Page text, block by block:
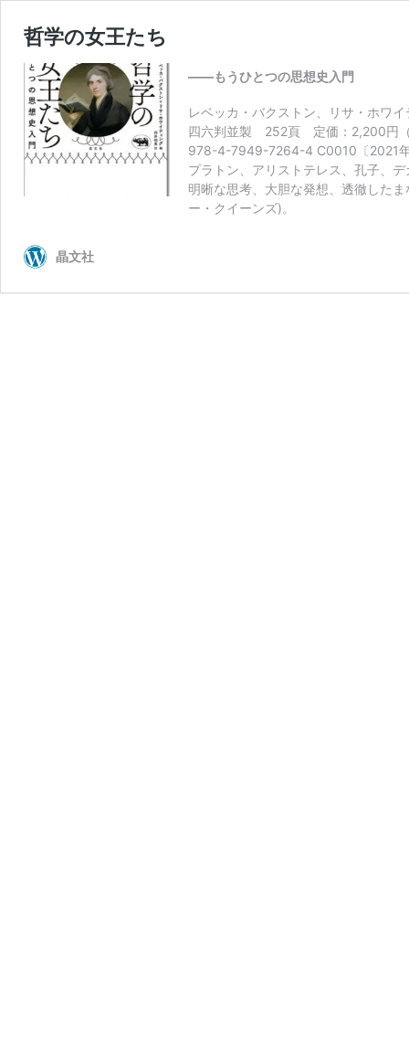
哲学の女王たち
――もうひとつの思想史入門
レベッカ・バクストン、リサ・ホワ
四六判並製 252頁 定価：2,200円
978-4-7949-7264-4 C0010〔2021
プラトン、アリストテレス、孔子、
明晰な思考、大胆な発想、透徹した
ー・クイーンズ)。
晶文社